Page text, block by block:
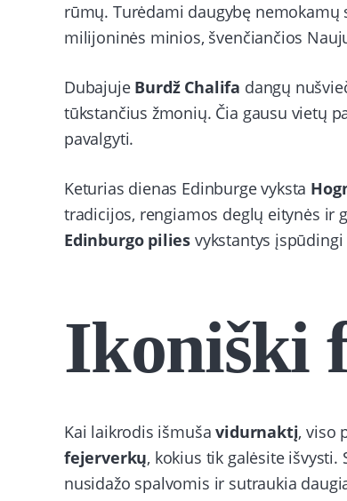
rūmų. Turėdami daugybę
milijoninės minios, švenčiančios
Dubajuje Burdž Chalifa dangų
tūkstančius žmonių. Čia gausu vietų
pavalgyti.
Keturias dienas Edinburge vyksta
tradicijos, rengiamos deglų eitynės ir
Edinburgo pilies vykstantys
Ikoniški
Kai laikrodis išmušavidurnaktį, viso
fejerverkų, kokius tik galėsite
nusidažo spalvomis ir sutraukia